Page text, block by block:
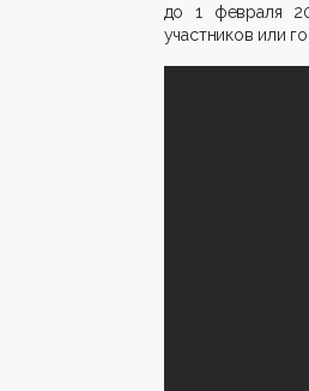
до 1 февраля
участников или